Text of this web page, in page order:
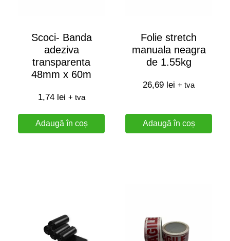
Scoci- Banda
adeziva
transparenta
48mm x 60m
1,74 lei + tva
Adaugă în coș
Folie stretch
manuala neagra
de 1.55kg
26,69 lei + tva
Adaugă în coș